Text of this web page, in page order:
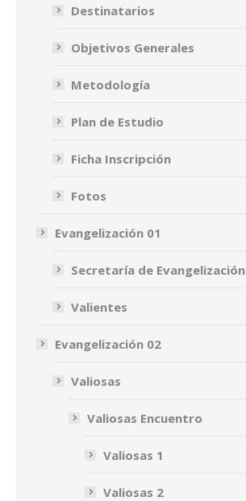
Destinatarios
Objetivos Generales
Metodología
Plan de Estudio
Ficha Inscripción
Fotos
Evangelización 01
Secretaría de Evangelización
Valientes
Evangelización 02
Valiosas
Valiosas Encuentro
Valiosas 1
Valiosas 2